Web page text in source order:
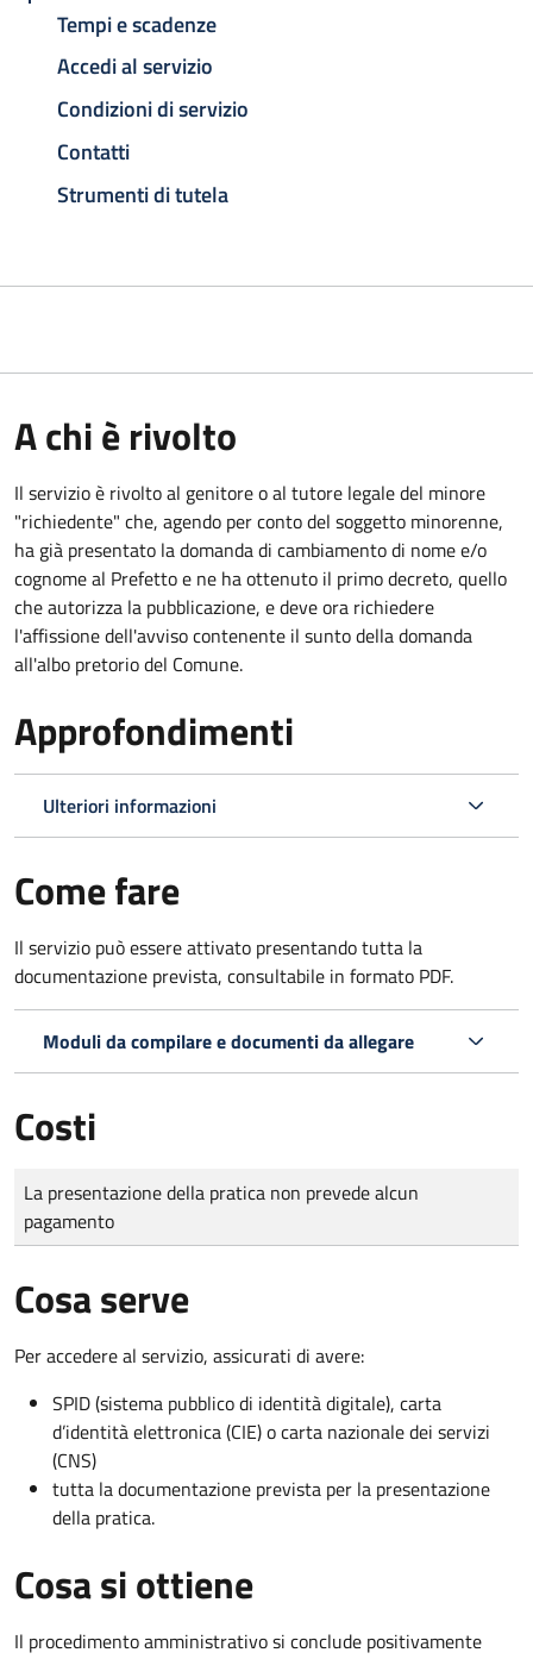
Tempi e scadenze
Accedi al servizio
Condizioni di servizio
Contatti
Strumenti di tutela
A chi è rivolto
Il servizio è rivolto al genitore o al tutore legale del minore
"richiedente" che, agendo per conto del soggetto minorenne,
ha già presentato la domanda di cambiamento di nome e/o
cognome al Prefetto e ne ha ottenuto il primo decreto, quello
che autorizza la pubblicazione, e deve ora richiedere
l'affissione dell'avviso contenente il sunto della domanda
all'albo pretorio del Comune.
Approfondimenti
Ulteriori informazioni
Come fare
Il servizio può essere attivato presentando tutta la
documentazione prevista, consultabile in formato PDF.
Moduli da compilare e documenti da allegare
Costi
Tipo di pagamento
Importo
La presentazione della pratica non prevede alcun
pagamento
Cosa serve
Per accedere al servizio, assicurati di avere:
SPID (sistema pubblico di identità digitale), carta
d’identità elettronica (CIE) o carta nazionale dei servizi
(CNS)
tutta la documentazione prevista per la presentazione
della pratica.
Cosa si ottiene
Il procedimento amministrativo si conclude positivamente